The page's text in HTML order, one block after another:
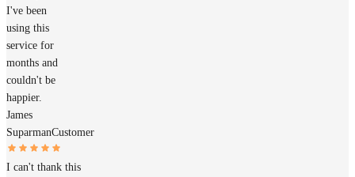
I've been
using this
service for
months and
couldn't be
happier.
James
SuparmanCustomer
I can't thank this